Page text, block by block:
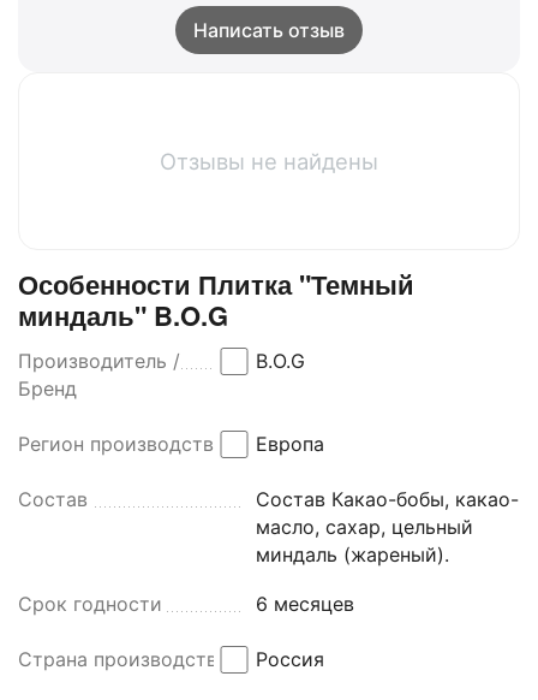
Написать отзыв
Отзывы не найдены
Особенности Плитка "Темный
миндаль" B.O.G
Производитель /
Бренд
B.O.G
Регион производства Европа
Состав
Состав Какао-бобы, какао-
масло, сахар, цельный
миндаль (жареный).
Срок годности 6 месяцев
Страна производства Россия